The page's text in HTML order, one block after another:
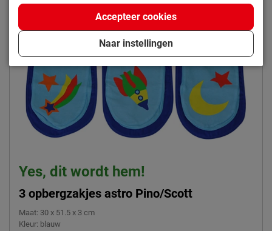
Yes, dit wordt hem!
3 opbergzakjes astro Pino/Scott
Maat: 30 x 51.5 x 3 cm
Kleur: blauw
Naar instellingen
Accepteer cookies